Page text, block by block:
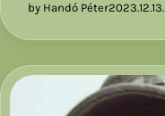
by Handó Péter2023.12.13.